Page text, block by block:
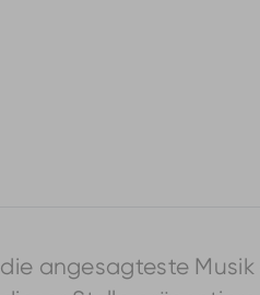
angesagteste